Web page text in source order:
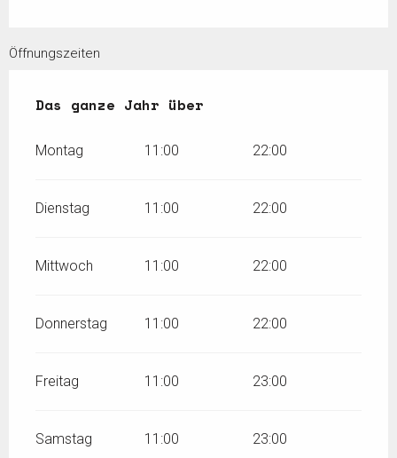
Öffnungszeiten
Das ganze Jahr über
Das ganze Jahr über
Montag 11:00 22:00
Dienstag 11:00 22:00
Mittwoch 11:00 22:00
Donnerstag 11:00 22:00
Freitag 11:00 23:00
Samstag 11:00 23:00